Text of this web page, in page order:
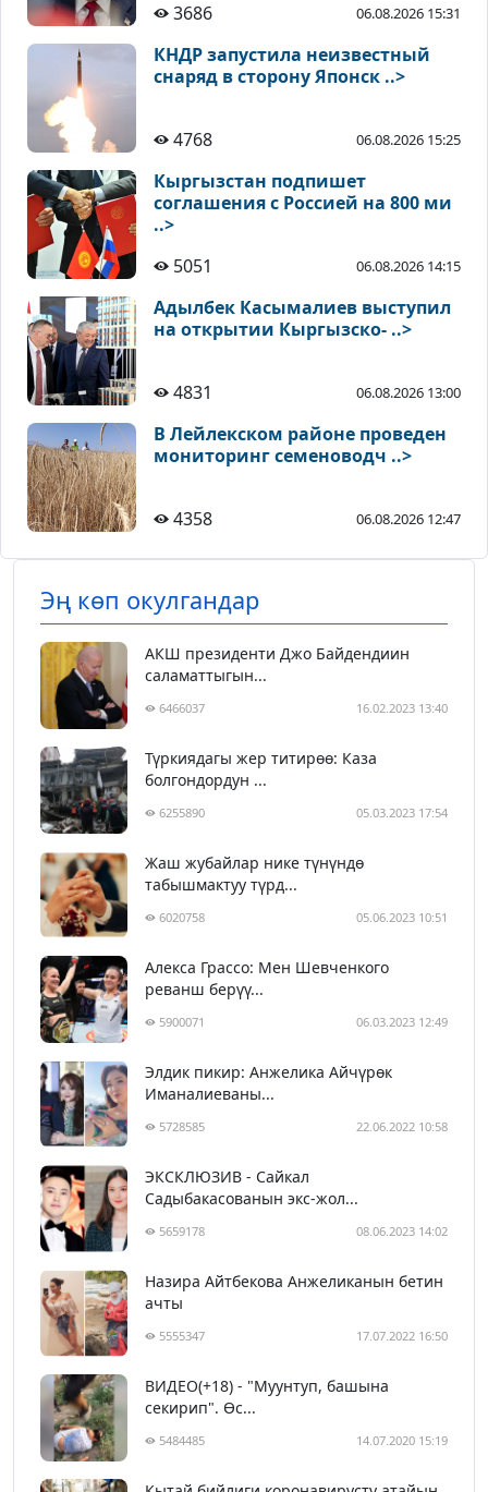
3686 06.08.2026 15:31
КНДР запустила неизвестный
снаряд в сторону Японск ..>
4768 06.08.2026 15:25
Кыргызстан подпишет
соглашения с Россией на 800 ми
..>
5051
06.08.2026 14:15
Адылбек Касымалиев выступил
на открытии Кыргызско- ..>
4831 06.08.2026 13:00
В Лейлекском районе проведен
мониторинг семеноводч ..>
4358 06.08.2026 12:47
Эң көп окулгандар
АКШ президенти Джо Байдендиин
саламаттыгын...
6466037 16.02.2023 13:40
Түркиядагы жер титирөө: Каза
болгондордун ...
6255890 05.03.2023 17:54
Жаш жубайлар нике түнүндө
табышмактуу түрд...
6020758 05.06.2023 10:51
Алекса Грассо: Мен Шевченкого
реванш берүү...
5900071 06.03.2023 12:49
Элдик пикир: Анжелика Айчүрөк
Иманалиеваны...
5728585 22.06.2022 10:58
ЭКСКЛЮЗИВ - Сайкал
Садыбакасованын экс-жол...
5659178 08.06.2023 14:02
Назира Айтбекова Анжеликанын бетин
ачты
5555347 17.07.2022 16:50
ВИДЕО(+18) - "Муунтуп, башына
секирип". Өс...
5484485 14.07.2020 15:19